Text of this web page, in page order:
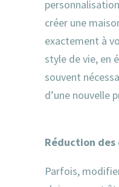
créer une
exactement à
style de vie, en
souvent
d’une nouvelle
Réduction des
Parfois,